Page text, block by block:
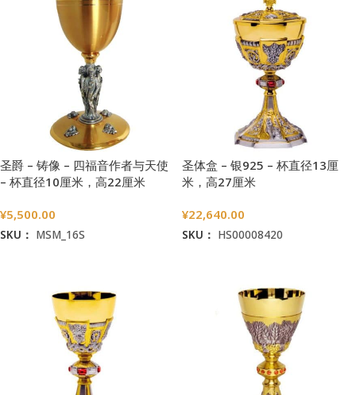
圣爵 – 铸像 – 四福音作者与天使
– 杯直径10厘米，高22厘米
¥5,500.00
SKU： MSM_16S
圣体盒 – 银925 – 杯直径13厘
米，高27厘米
¥22,640.00
SKU： HS00008420